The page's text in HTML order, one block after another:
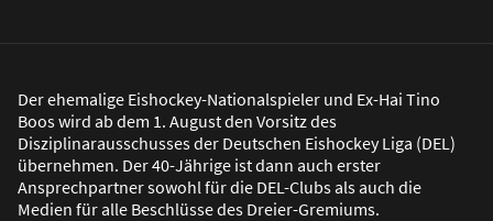
Der ehemalige Eishockey-Nationalspieler und Ex-Hai Tino
Boos wird ab dem 1. August den Vorsitz des
Disziplinarausschusses der Deutschen Eishockey Liga (DEL)
übernehmen. Der 40-Jährige ist dann auch erster
Ansprechpartner sowohl für die DEL-Clubs als auch die
Medien für alle Beschlüsse des Dreier-Gremiums.